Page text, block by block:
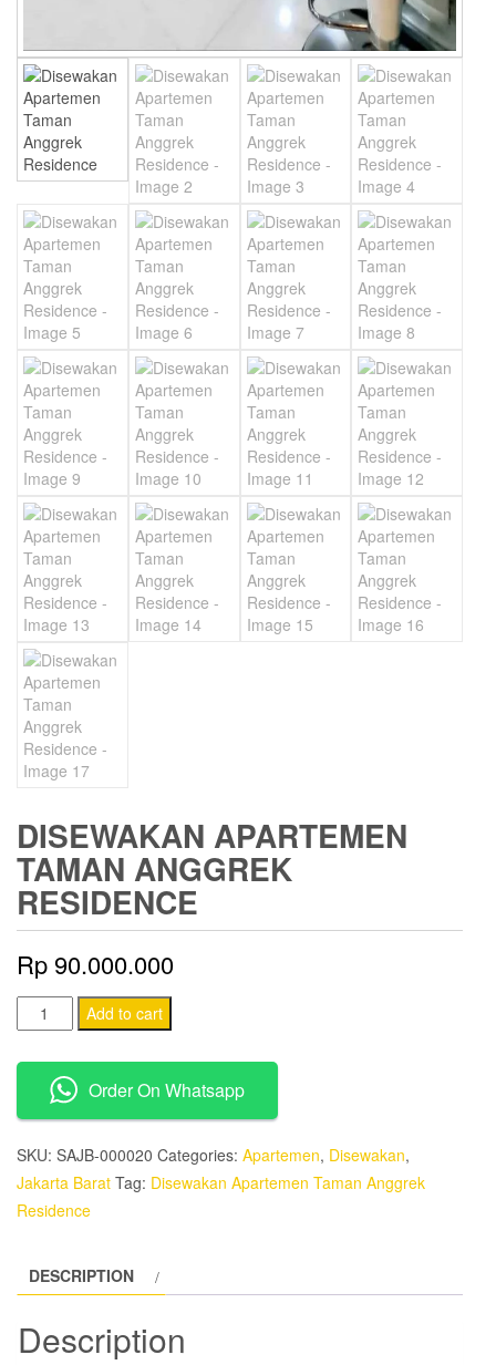
DISEWAKAN APARTEMEN
TAMAN ANGGREK
RESIDENCE
Rp 90.000.000
Disewakan
Apartemen
Taman
Anggrek
Residence
quantity
Add to cart
Order On Whatsapp
SKU: SAJB-000020 Categories: Apartemen, Disewakan,
Jakarta Barat Tag: Disewakan Apartemen Taman Anggrek
Residence
DESCRIPTION
Description